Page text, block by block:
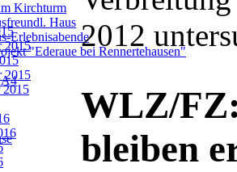
Kirchturm
Haus
Erlebnisabende
"Ederaue bei Rennertehausen"
2015
2015
2015
2012
WLZ/
bleiben